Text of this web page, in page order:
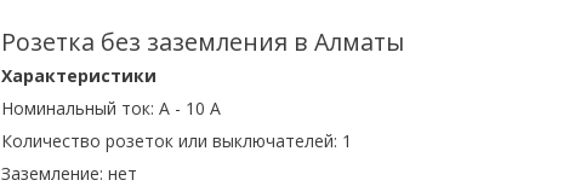
Розетка без заземления в Алматы
Характеристики
Номинальный ток: А - 10 А
Количество розеток или выключателей: 1
Заземление: нет